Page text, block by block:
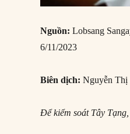
Nguồn: Lobsang
6/11/2023
Biên dịch:Nguyễn
Để kiểm soát Tây